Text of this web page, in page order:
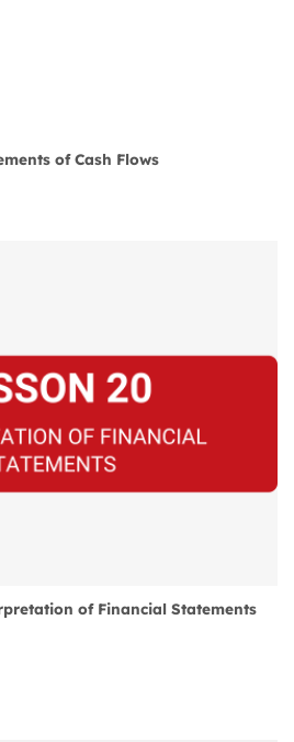
of Cash Flows
of Financial Statements